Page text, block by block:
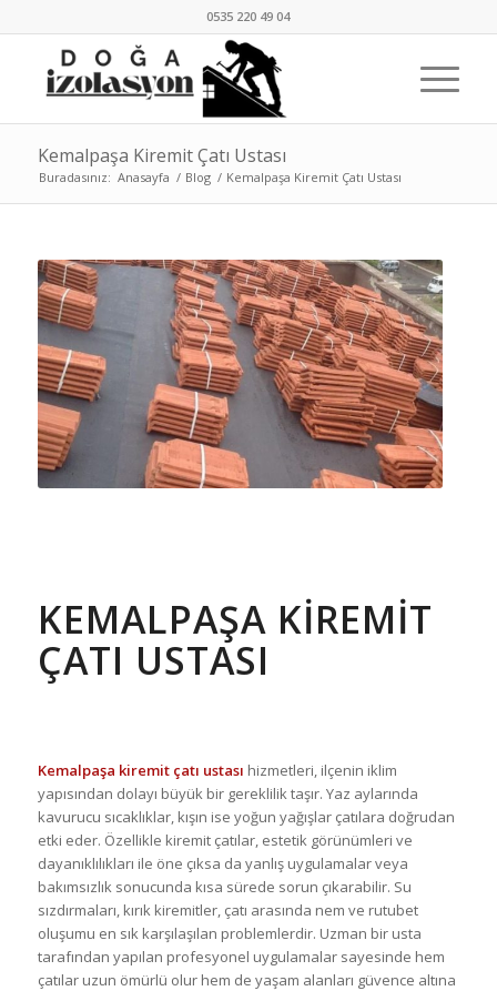
0535 220 49 04
Kemalpaşa Kiremit Çatı Ustası
Buradasınız: Anasayfa / Blog / Kemalpaşa Kiremit Çatı Ustası
KEMALPAŞA KIREMIT
ÇATI USTASI
Kemalpaşa kiremit çatı ustası hizmetleri, ilçenin iklim
yapısından dolayı büyük bir gereklilik taşır. Yaz aylarında
kavurucu sıcaklıklar, kışın ise yoğun yağışlar çatılara doğrudan
etki eder. Özellikle kiremit çatılar, estetik görünümleri ve
dayanıklılıkları ile öne çıksa da yanlış uygulamalar veya
bakımsızlık sonucunda kısa sürede sorun çıkarabilir. Su
sızdırmaları, kırık kiremitler, çatı arasında nem ve rutubet
oluşumu en sık karşılaşılan problemlerdir. Uzman bir usta
tarafından yapılan profesyonel uygulamalar sayesinde hem
çatılar uzun ömürlü olur hem de yaşam alanları güvence altına